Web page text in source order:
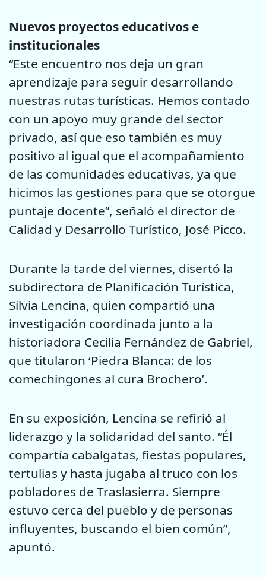
Nuevos proyectos educativos e
institucionales
“Este encuentro nos deja un gran
aprendizaje para seguir desarrollando
nuestras rutas turísticas. Hemos contado
con un apoyo muy grande del sector
privado, así que eso también es muy
positivo al igual que el acompañamiento
de las comunidades educativas, ya que
hicimos las gestiones para que se otorgue
puntaje docente”, señaló el director de
Calidad y Desarrollo Turístico, José Picco.
Durante la tarde del viernes, disertó la
subdirectora de Planificación Turística,
Silvia Lencina, quien compartió una
investigación coordinada junto a la
historiadora Cecilia Fernández de Gabriel,
que titularon ‘Piedra Blanca: de los
comechingones al cura Brochero’.
En su exposición, Lencina se refirió al
liderazgo y la solidaridad del santo. “Él
compartía cabalgatas, fiestas populares,
tertulias y hasta jugaba al truco con los
pobladores de Traslasierra. Siempre
estuvo cerca del pueblo y de personas
influyentes, buscando el bien común”,
apuntó.